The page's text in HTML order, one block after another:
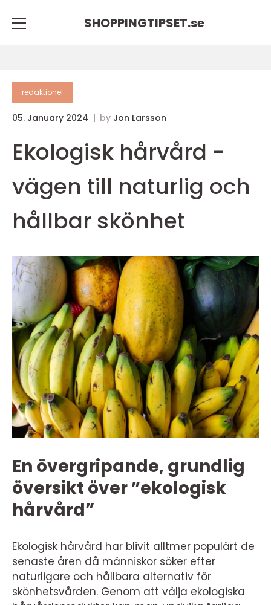
SHOPPINGTIPSET.se
redaktionel
05. January 2024 by Jon Larsson
Ekologisk hårvård -
vägen till naturlig och
hållbar skönhet
En övergripande, grundlig
översikt över ”ekologisk
hårvård”
Ekologisk hårvård har blivit alltmer populärt de
senaste åren då människor söker efter
naturligare och hållbara alternativ för
skönhetsvården. Genom att välja ekologiska